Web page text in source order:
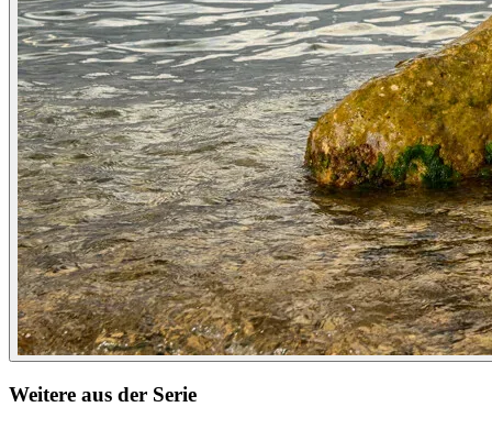
Weitere aus der Serie